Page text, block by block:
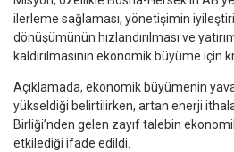
ilerleme sağlaması, yönetişimin
dönüşümünün hızlandırılması ve
kaldırılmasının ekonomik büyüme için
Açıklamada, ekonomik büyümenin
yükseldiği belirtilirken, artan enerji
Birliği’nden gelen zayıf talebin
etkilediği ifade edildi.